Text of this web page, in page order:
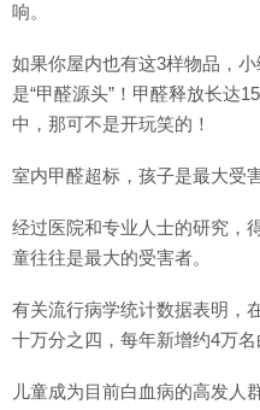
响。
如果你屋内也有这3样物品，
是“甲醛源头”！甲醛释放长达
中，那可不是开玩笑的！
室内甲醛超标，孩子是最大受
经过医院和专业人士的研究，
童往往是最大的受害者。
有关流行病学统计数据表明，
十万分之四，每年新增约4万名
儿童成为目前白血病的高发人